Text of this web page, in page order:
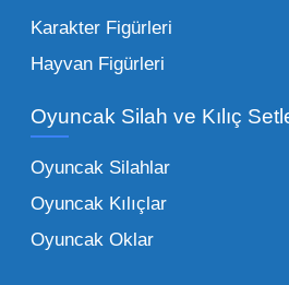
en sevilen karakterleri
Eğitici Setler:
tarafından tercih
ebeveynlerin son yıllarda
ürün grupları arasında
Oyuncak Araçlar:
Karakter Figürleri
Hayvan Figürleri
Oyuncak Silah ve Kılıç
Oyuncak Silahlar
Oyuncak Kılıçlar
Oyuncak Oklar